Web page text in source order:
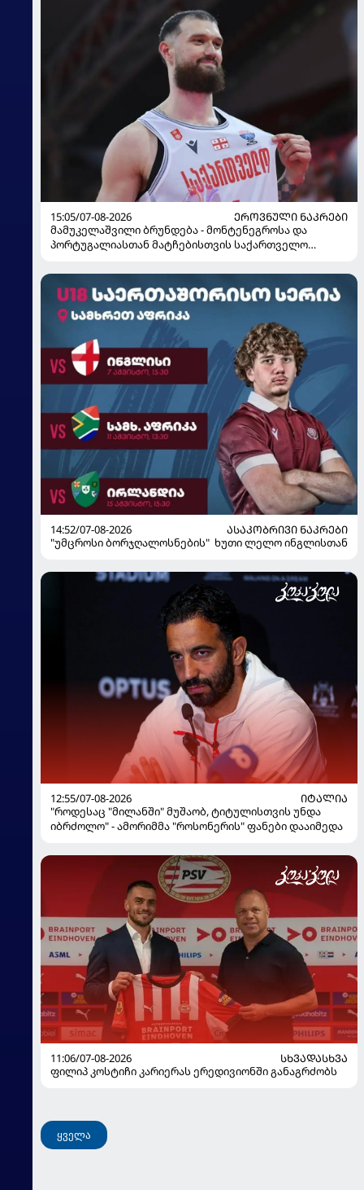
15:05/07-08-2026
ᲔᲠᲝᲕᲜᲣᲚᲘ ᲜᲐᲙᲠᲔᲑᲘ
მამუკელაშვილი ბრუნდება - მონტენეგროსა და
პორტუგალიასთან მატჩებისთვის საქართველო
14:52/07-08-2026
ᲐᲡᲐᲙᲝᲑᲠᲘᲕᲘ ᲜᲐᲙᲠᲔᲑᲘ
"უმცროსი ბორჯღალოსნების" ხუთი ლელო ინგლისთან
12:55/07-08-2026
ᲘᲢᲐᲚᲘᲐ
"როდესაც "მილანში" მუშაობ, ტიტულისთვის უნდა
იბრძოლო" - ამორიმმა "როსონერის" ფანები დააიმედა
11:06/07-08-2026
ᲡᲮᲕᲐᲓᲐᲡᲮᲕᲐ
ფილიპ კოსტიჩი კარიერას ერედივიონში განაგრძობს
ყველა